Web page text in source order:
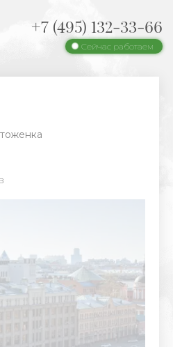
+7 (495) 132-33-66
Сейчас работаем